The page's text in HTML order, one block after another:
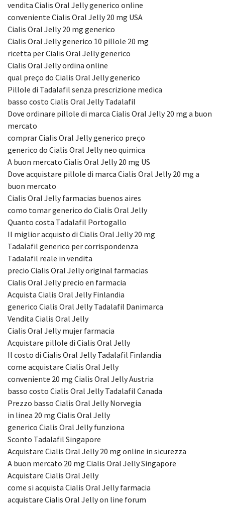
vendita Cialis Oral Jelly generico online
conveniente Cialis Oral Jelly 20 mg USA
Cialis Oral Jelly 20 mg generico
Cialis Oral Jelly generico 10 pillole 20 mg
ricetta per Cialis Oral Jelly generico
Cialis Oral Jelly ordina online
qual preço do Cialis Oral Jelly generico
Pillole di Tadalafil senza prescrizione medica
basso costo Cialis Oral Jelly Tadalafil
Dove ordinare pillole di marca Cialis Oral Jelly 20 mg a buon
mercato
comprar Cialis Oral Jelly generico preço
generico do Cialis Oral Jelly neo quimica
A buon mercato Cialis Oral Jelly 20 mg US
Dove acquistare pillole di marca Cialis Oral Jelly 20 mg a
buon mercato
Cialis Oral Jelly farmacias buenos aires
como tomar generico do Cialis Oral Jelly
Quanto costa Tadalafil Portogallo
Il miglior acquisto di Cialis Oral Jelly 20 mg
Tadalafil generico per corrispondenza
Tadalafil reale in vendita
precio Cialis Oral Jelly original farmacias
Cialis Oral Jelly precio en farmacia
Acquista Cialis Oral Jelly Finlandia
generico Cialis Oral Jelly Tadalafil Danimarca
Vendita Cialis Oral Jelly
Cialis Oral Jelly mujer farmacia
Acquistare pillole di Cialis Oral Jelly
Il costo di Cialis Oral Jelly Tadalafil Finlandia
come acquistare Cialis Oral Jelly
conveniente 20 mg Cialis Oral Jelly Austria
basso costo Cialis Oral Jelly Tadalafil Canada
Prezzo basso Cialis Oral Jelly Norvegia
in linea 20 mg Cialis Oral Jelly
generico Cialis Oral Jelly funziona
Sconto Tadalafil Singapore
Acquistare Cialis Oral Jelly 20 mg online in sicurezza
A buon mercato 20 mg Cialis Oral Jelly Singapore
Acquistare Cialis Oral Jelly
come si acquista Cialis Oral Jelly farmacia
acquistare Cialis Oral Jelly on line forum